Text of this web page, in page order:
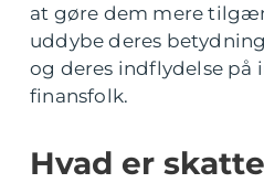
at gøre dem mere
uddybe deres
og deres indflydelse på
finansfolk.
Hvad er